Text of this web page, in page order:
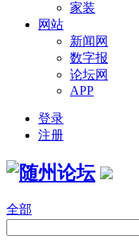
家装
网站
新闻网
数字报
论坛网
APP
登录
注册
全部